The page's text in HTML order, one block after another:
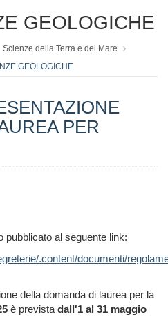
GEOLOGICHE
Scienze della Terra e del Mare
GEOLOGICHE
PER
pubblicato al seguente link:
.content/documenti/
della domanda di laurea per la
è previstadall'1 al 31 maggio